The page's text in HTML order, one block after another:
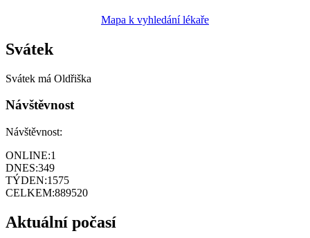
Mapa k vyhledání lékaře
Svátek
Svátek má Oldřiška
Návštěvnost
Návštěvnost:
ONLINE:1
DNES:349
TÝDEN:1575
CELKEM:889520
Aktuální počasí